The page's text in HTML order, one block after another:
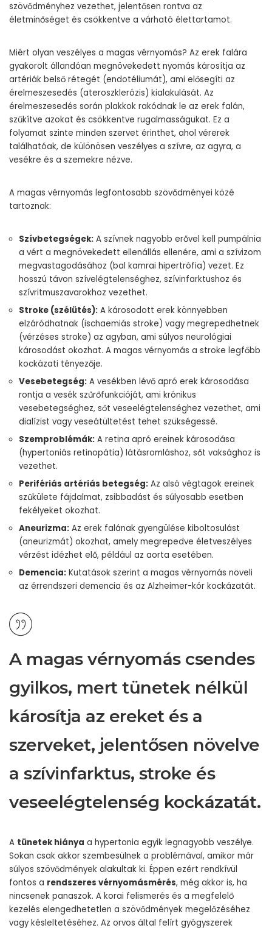
szövődményhez vezethet, jelentősen rontva az
életminőséget és csökkentve a várható élettartamot.
Miért olyan veszélyes a magas vérnyomás? Az erek falára
gyakorolt állandóan megnövekedett nyomás károsítja az
artériák belső rétegét (endotéliumát), ami elősegíti az
érelmeszesedés (ateroszklerózis) kialakulását. Az
érelmeszesedés során plakkok rakódnak le az erek falán,
szűkítve azokat és csökkentve rugalmasságukat. Ez a
folyamat szinte minden szervet érinthet, ahol vérerek
találhatóak, de különösen veszélyes a szívre, az agyra, a
vesékre és a szemekre nézve.
A magas vérnyomás legfontosabb szövődményei közé
tartoznak:
Szívbetegségek: A szívnek nagyobb erővel kell pumpálnia
a vért a megnövekedett ellenállás ellenére, ami a szívizom
megvastagodásához (bal kamrai hipertrófia) vezet. Ez
hosszú távon szívelégtelenséghez, szívinfarktushoz és
szívritmuszavarokhoz vezethet.
Stroke (szélütés): A károsodott erek könnyebben
elzáródhatnak (ischaemiás stroke) vagy megrepedhetnek
(vérzéses stroke) az agyban, ami súlyos neurológiai
károsodást okozhat. A magas vérnyomás a stroke legfőbb
kockázati tényezője.
Vesebetegség: A vesékben lévő apró erek károsodása
rontja a vesék szűrőfunkcióját, ami krónikus
vesebetegséghez, sőt veseelégtelenséghez vezethet, ami
dialízist vagy veseátültetést tehet szükségessé.
Szemproblémák: A retina apró ereinek károsodása
(hypertoniás retinopátia) látásromláshoz, sőt vaksághoz is
vezethet.
Perifériás artériás betegség: Az alsó végtagok ereinek
szűkülete fájdalmat, zsibbadást és súlyosabb esetben
fekélyeket okozhat.
Aneurizma: Az erek falának gyengülése kiboltosulást
(aneurizmát) okozhat, amely megrepedve életveszélyes
vérzést idézhet elő, például az aorta esetében.
Demencia: Kutatások szerint a magas vérnyomás növeli
az érrendszeri demencia és az Alzheimer-kór kockázatát.
A magas vérnyomás csendes
gyilkos, mert tünetek nélkül
károsítja az ereket és a
szerveket, jelentősen növelve
a szívinfarktus, stroke és
veseelégtelenség kockázatát.
A tünetek hiánya a hypertonia egyik legnagyobb veszélye.
Sokan csak akkor szembesülnek a problémával, amikor már
súlyos szövődmények alakultak ki. Éppen ezért rendkívül
fontos a rendszeres vérnyomásmérés, még akkor is, ha
nincsenek panaszok. A korai felismerés és a megfelelő
kezelés elengedhetetlen a szövődmények megelőzéséhez
vagy késleltetéséhez. Az orvos által felírt gyógyszerek